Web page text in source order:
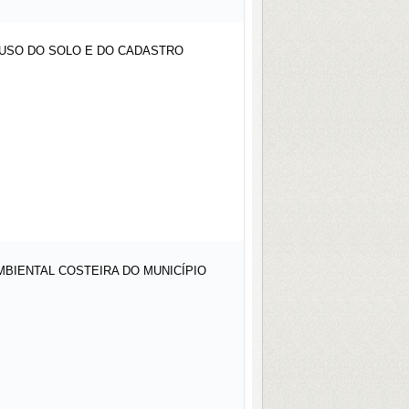
DO SOLO E DO CADASTRO
COSTEIRA DO MUNICÍPIO